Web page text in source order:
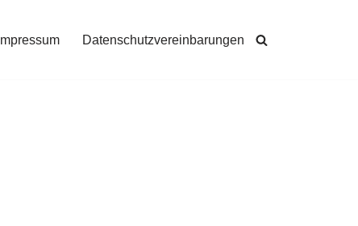
Impressum Datenschutzvereinbarungen